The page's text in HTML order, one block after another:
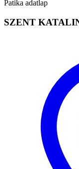
Patika adatlap
SZENT